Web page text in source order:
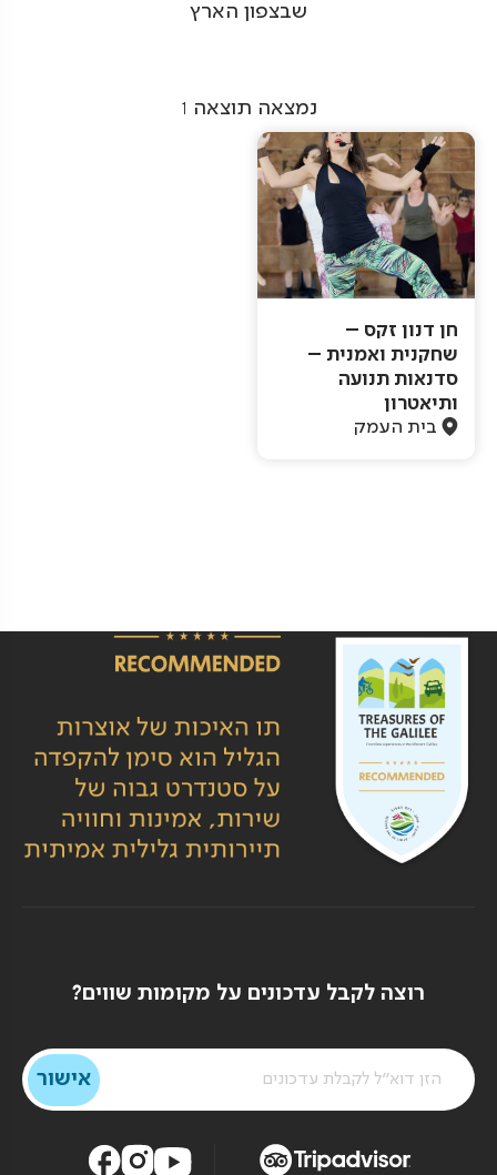
שבצפון הארץ
נמצאה תוצאה 1
חן דנון זקס –
שחקנית ואמנית –
סדנאות תנועה
ותיאטרון
בית העמק
רוצה לקבל עדכונים על מקומות שווים?